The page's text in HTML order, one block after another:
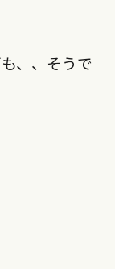
、、そうで